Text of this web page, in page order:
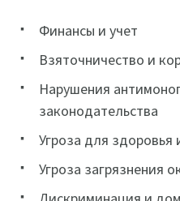
Финансы и учет
Взяточничество и
Нарушения
законодательства
Угроза для
Угроза загрязнения